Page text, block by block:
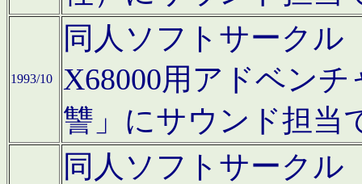
1993/10
同人ソフトサークル
X68000用アドベン
讐」にサウンド担当
同人ソフトサークル